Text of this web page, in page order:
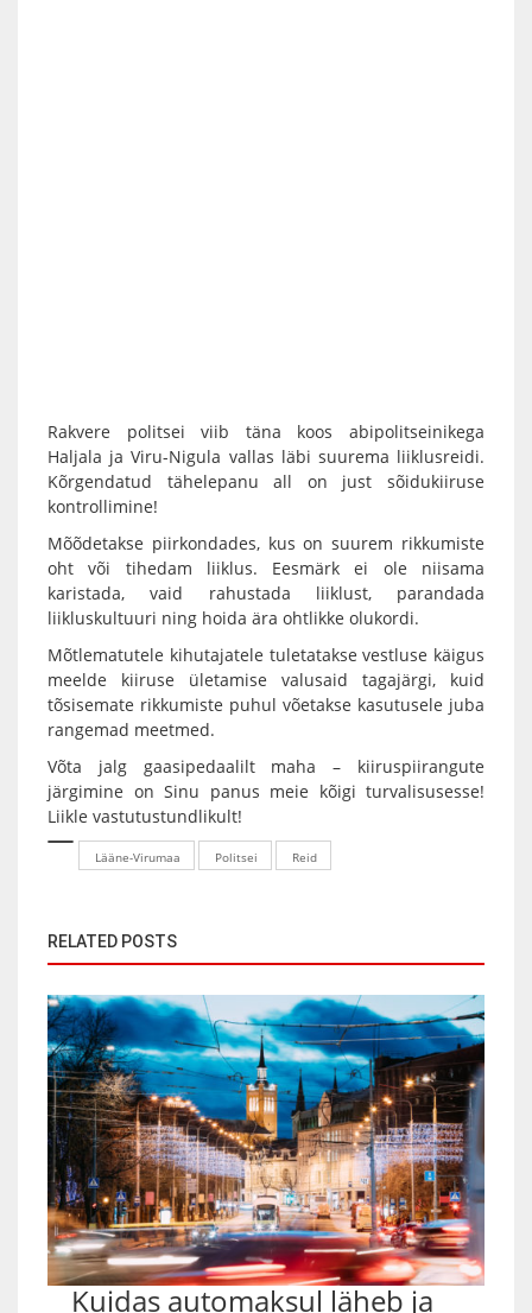
Rakvere politsei viib täna koos abipolitseinikega
Haljala ja Viru-Nigula vallas läbi suurema liiklusreidi.
Kõrgendatud tähelepanu all on just sõidukiiruse
kontrollimine!
Mõõdetakse piirkondades, kus on suurem rikkumiste
oht või tihedam liiklus. Eesmärk ei ole niisama
karistada, vaid rahustada liiklust, parandada
liikluskultuuri ning hoida ära ohtlikke olukordi.
Mõtlematutele kihutajatele tuletatakse vestluse käigus
meelde kiiruse ületamise valusaid tagajärgi, kuid
tõsisemate rikkumiste puhul võetakse kasutusele juba
rangemad meetmed.
Võta jalg gaasipedaalilt maha – kiiruspiirangute
järgimine on Sinu panus meie kõigi turvalisusesse!
Liikle vastutustundlikult!
Lääne-Virumaa Politsei Reid
RELATED POSTS
Kuidas automaksul läheb ja